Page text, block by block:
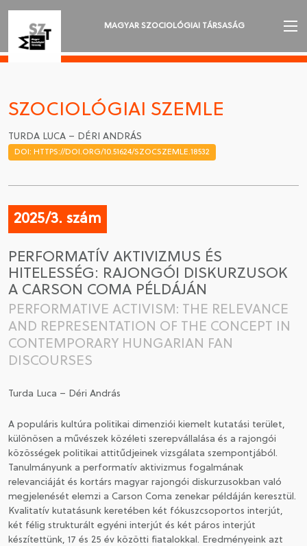
MAGYAR SZOCIOLÓGIAI TÁRSASÁG
AKTUALITÁSOK
VÁNDORGYŰLÉSEK
SZAKOSZTÁLYOK
DÍJAK
NYELVVÁLASZTÁS
CSATLAKOZÁS A TÁRSASÁGHOZ / MEGÚJÍTOM A
TAGSÁGOMAT
SZOCIOLÓGIAI SZEMLE
TURDA LUCA – DÉRI ANDRÁS
DOI: HTTPS://DOI.ORG/10.51624/SZOCSZEMLE.18532
2025/3. szám
PERFORMATÍV AKTIVIZMUS ÉS
HITELESSÉG: RAJONGÓI DISKURZUSOK
A CARSON COMA PÉLDÁJÁN
PERFORMATIVE ACTIVISM: THE RELEVANCE
AND REPRESENTATION OF THE CONCEPT IN
CONTEMPORARY HUNGARIAN FAN
DISCOURSES
Turda Luca – Déri András
A populáris kultúra politikai dimenziói kiemelt kutatási terület,
különösen a művészek közéleti szerepvállalása és a rajongói
közösségek politikai attitűdjeinek vizsgálata szempontjából.
Tanulmányunk a performatív aktivizmus fogalmának
relevanciáját és kortárs magyar rajongói diskurzusokban való
megjelenését elemzi a Carson Coma zenekar példáján keresztül.
Kvalitatív kutatásunk keretében két fókuszcsoportos interjút,
két félig strukturált egyéni interjút és két páros interjút
készítettünk, 17 és 25 év közötti fiatalokkal. Eredményeink azt